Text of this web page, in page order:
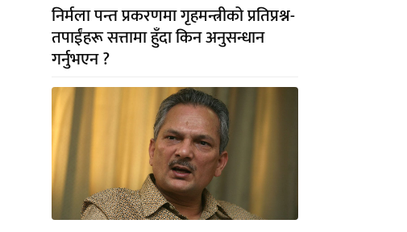
निर्मला पन्त प्रकरणमा गृहमन्त्रीको प्रतिप्रश्न-
तपाईंहरू सत्तामा हुँदा किन अनुसन्धान
गर्नुभएन ?